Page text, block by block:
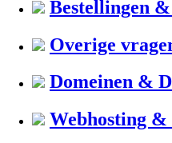
Bestellingen
Overige
Domeinen &
Webhosting